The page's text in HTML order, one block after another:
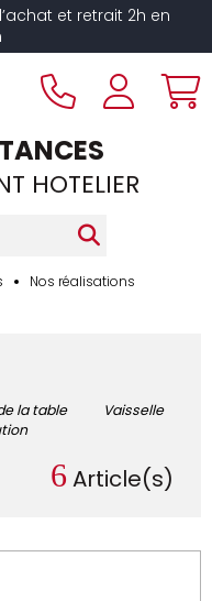
et retrait 2h en
HOTELIER
Nos réalisations
la table
Vaisselle
6 Article(s)